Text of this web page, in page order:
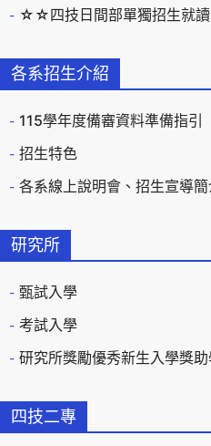
☆☆四技日間部單獨招生就
各系招生介紹
115學年度備審資料準備指引
招生特色
各系線上說明會、招生宣導
研究所
甄試入學
考試入學
研究所獎勵優秀新生入學獎
四技二專